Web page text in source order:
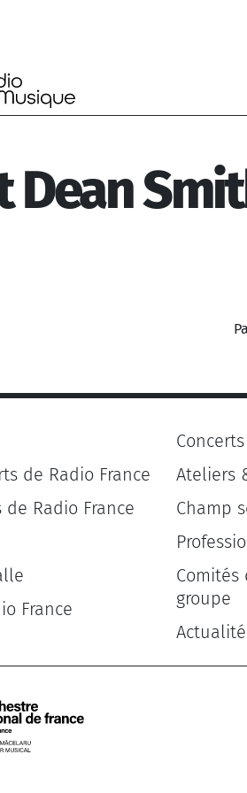
Dean
de Radio France
Radio France
France
Ateliers
Champ
Comités
groupe